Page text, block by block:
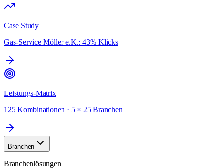
Case Study
Gas-Service Möller e.K.: 43% Klicks
Leistungs-Matrix
125 Kombinationen · 5 × 25 Branchen
Branchen
Branchenlösungen